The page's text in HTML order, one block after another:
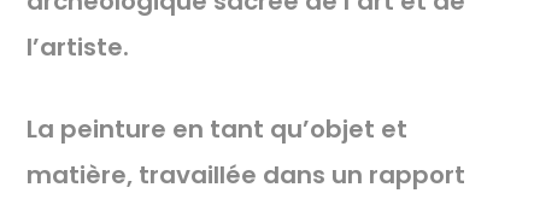
l’artiste.
La peinture en tant qu’objet et
matière, travaillée dans un rapport